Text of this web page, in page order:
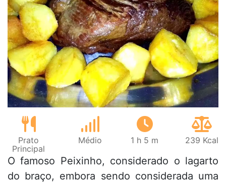
Prato
Principal
Médio 1 h 5 m 239 Kcal
O famoso Peixinho, considerado o lagarto
do braço, embora sendo considerada uma